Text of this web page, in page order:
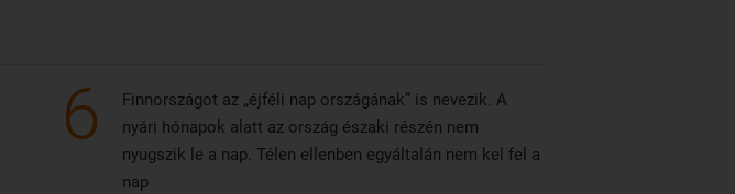
6
Finnországot az „éjféli nap országának” is nevezik. A
nyári hónapok alatt az ország északi részén nem
nyugszik le a nap. Télen ellenben egyáltalán nem kel fel a
nap